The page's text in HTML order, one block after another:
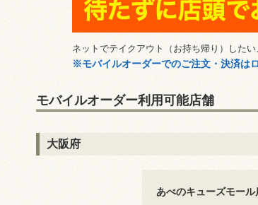
ネットでテイクアウト（お持ち帰り）した
※モバイルオーダーでのご注文・決済は
モバイルオーダー利用可能店舗
大阪府
あべのキューズモール